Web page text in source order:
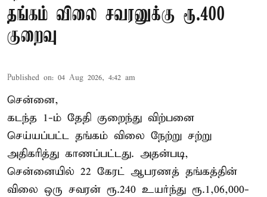
தங்கம் விலை சவரனுக்கு ரூ.400
குறைவு
Published on: 04 Aug 2026, 4:42 am
சென்னை,
கடந்த 1-ம் தேதி குறைந்து விற்பனை
செய்யப்பட்ட தங்கம் விலை நேற்று சற்று
அதிகரித்து காணப்பட்டது. அதன்படி,
சென்னையில் 22 கேரட் ஆபரணத் தங்கத்தின்
விலை ஒரு சவரன் ரூ.240 உயர்ந்து ரூ.1,06,000-